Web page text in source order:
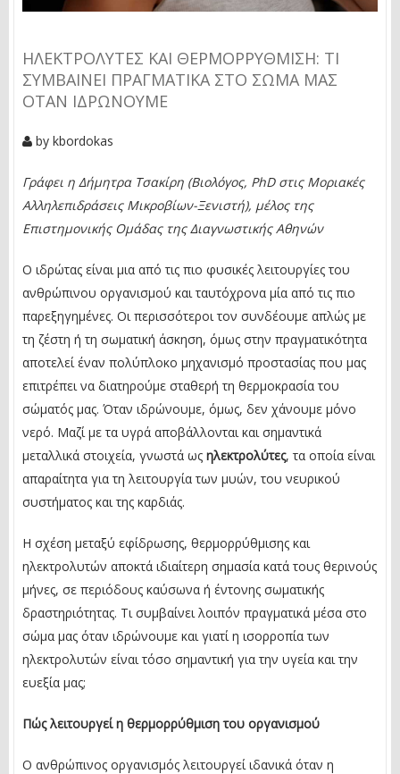
ΗΛΕΚΤΡΟΛΎΤΕΣ ΚΑΙ ΘΕΡΜΟΡΡΎΘΜΙΣΗ: ΤΙ
ΣΥΜΒΑΊΝΕΙ ΠΡΑΓΜΑΤΙΚΆ ΣΤΟ ΣΏΜΑ ΜΑΣ
ΌΤΑΝ ΙΔΡΏΝΟΥΜΕ
by kbordokas
Γράφει η Δήμητρα Τσακίρη (Βιολόγος, PhD στις Μοριακές
Αλληλεπιδράσεις Μικροβίων-Ξενιστή), μέλος της
Επιστημονικής Ομάδας της Διαγνωστικής Αθηνών
Ο ιδρώτας είναι μια από τις πιο φυσικές λειτουργίες του
ανθρώπινου οργανισμού και ταυτόχρονα μία από τις πιο
παρεξηγημένες. Οι περισσότεροι τον συνδέουμε απλώς με
τη ζέστη ή τη σωματική άσκηση, όμως στην πραγματικότητα
αποτελεί έναν πολύπλοκο μηχανισμό προστασίας που μας
επιτρέπει να διατηρούμε σταθερή τη θερμοκρασία του
σώματός μας. Όταν ιδρώνουμε, όμως, δεν χάνουμε μόνο
νερό. Μαζί με τα υγρά αποβάλλονται και σημαντικά
μεταλλικά στοιχεία, γνωστά ως ηλεκτρολύτες, τα οποία είναι
απαραίτητα για τη λειτουργία των μυών, του νευρικού
συστήματος και της καρδιάς.
Η σχέση μεταξύ εφίδρωσης, θερμορρύθμισης και
ηλεκτρολυτών αποκτά ιδιαίτερη σημασία κατά τους θερινούς
μήνες, σε περιόδους καύσωνα ή έντονης σωματικής
δραστηριότητας. Τι συμβαίνει λοιπόν πραγματικά μέσα στο
σώμα μας όταν ιδρώνουμε και γιατί η ισορροπία των
ηλεκτρολυτών είναι τόσο σημαντική για την υγεία και την
ευεξία μας;
Πώς λειτουργεί η θερμορρύθμιση του οργανισμού
Ο ανθρώπινος οργανισμός λειτουργεί ιδανικά όταν η